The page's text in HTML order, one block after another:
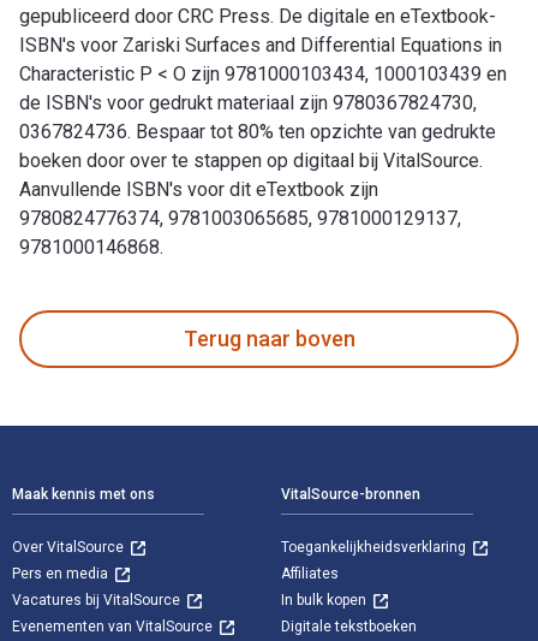
gepubliceerd door CRC Press. De digitale en eTextbook-
ISBN's voor Zariski Surfaces and Differential Equations in
Characteristic P < O zijn 9781000103434, 1000103439 en
de ISBN's voor gedrukt materiaal zijn 9780367824730,
0367824736. Bespaar tot 80% ten opzichte van gedrukte
boeken door over te stappen op digitaal bij VitalSource.
Aanvullende ISBN's voor dit eTextbook zijn
9780824776374, 9781003065685, 9781000129137,
9781000146868.
Terug naar boven
Maak kennis met ons
Over VitalSource
Pers en media
Vacatures bij VitalSource
Evenementen van VitalSource
VitalSource-bronnen
Toegankelijkheidsverklaring
Affiliates
In bulk kopen
Digitale tekstboeken